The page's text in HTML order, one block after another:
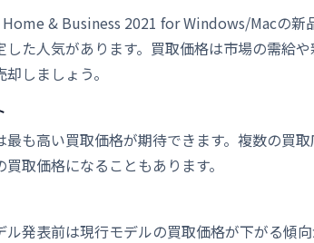
& Business 2021 for Windows/Macの新
した人気があります。買取価格は市場の需給
しましょう。
最も高い買取価格が期待できます。複数の買
取価格になることもあります。
ル発表前は現行モデルの買取価格が下がる傾